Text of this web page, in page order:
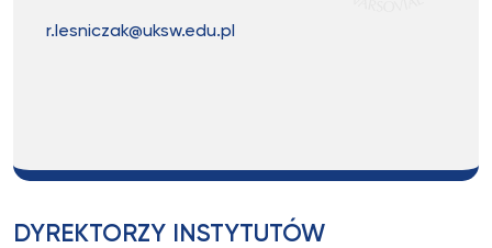
r.lesniczak@uksw.edu.pl
DYREKTORZY INSTYTUTÓW